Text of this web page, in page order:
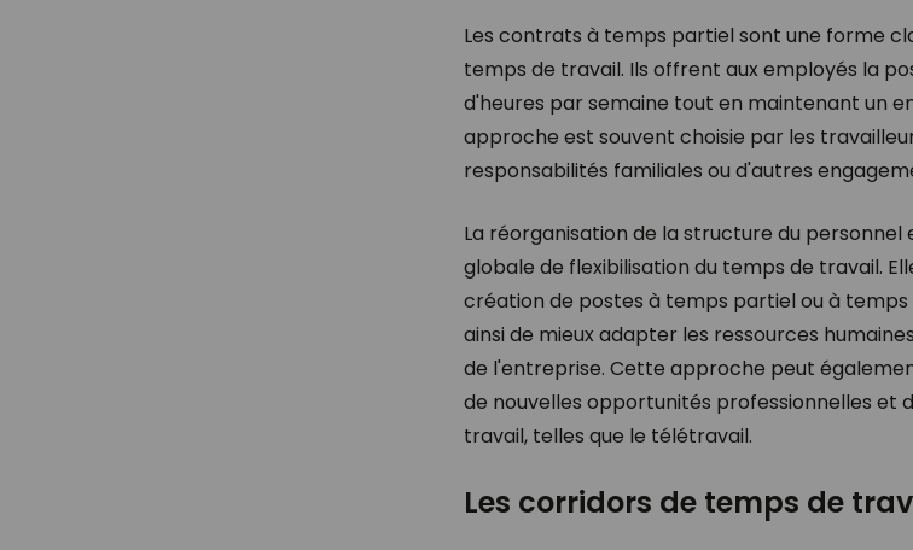
Les contrats à temps partiel sont une forme
temps de travail. Ils offrent aux employés la
d'heures par semaine tout en maintenant un
approche est souvent choisie par les
responsabilités familiales ou d'autres
La réorganisation de la structure du personnel
globale de flexibilisation du temps de travail.
création de postes à temps partiel ou à
ainsi de mieux adapter les ressources
de l'entreprise. Cette approche peut
de nouvelles opportunités professionnelles et
travail, telles que le télétravail.
Les corridors de temps de